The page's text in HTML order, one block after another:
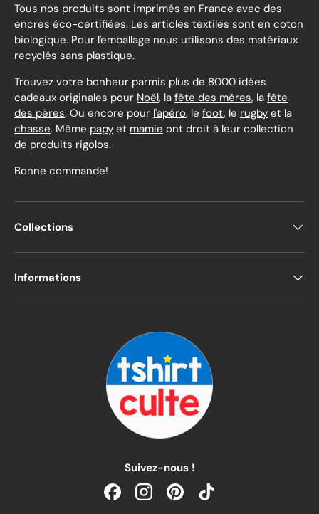
Tous nos produits sont imprimés en France avec des
encres éco-certifiées. Les articles textiles sont en coton
biologique. Pour l'emballage nous utilisons des matériaux
recyclés sans plastique.
Trouvez votre bonheur parmis plus de 8000 idées
cadeaux originales pour Noël, la fête des mères, la fête
des pères. Ou encore pour l'apéro, le foot, le rugby et la
chasse. Même papy et mamie ont droit à leur collection
de produits rigolos.
Bonne commande!
Collections
Informations
Suivez-nous !
FacebookInstagramPinterestTikTok